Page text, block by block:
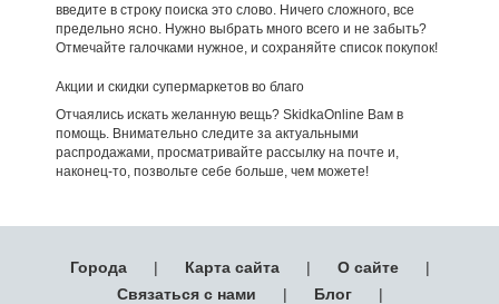
введите в строку поиска это слово. Ничего сложного, все
предельно ясно. Нужно выбрать много всего и не забыть?
Отмечайте галочками нужное, и сохраняйте список покупок!
Акции и скидки супермаркетов во благо
Отчаялись искать желанную вещь? SkidkaOnline Вам в
помощь. Внимательно следите за актуальными
распродажами, просматривайте рассылку на почте и,
наконец-то, позвольте себе больше, чем можете!
Города | Карта сайта | О сайте
|
Связаться с нами
| Блог |